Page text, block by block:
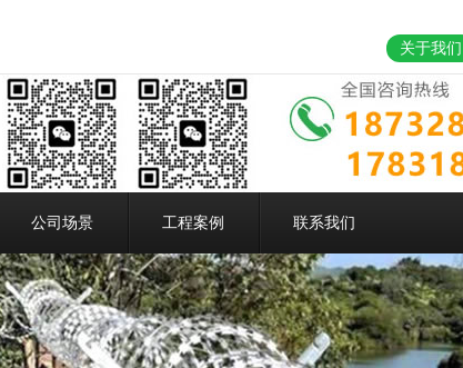
关于我们
公司场景 工程案例 联系我们